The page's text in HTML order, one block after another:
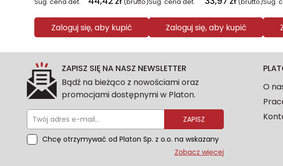
Zaloguj się, aby kupić Zaloguj się, aby kupić
ZAPISZ SIĘ NA NASZ NEWSLETTER
Bądź na bieżąco z nowościami oraz
promocjami dostępnymi w Platon.
ZAPISZ
Chcę otrzymywać od Platon Sp. z o.o. na wskazany
Zobacz więcej
O